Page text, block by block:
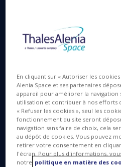
des capacités de
grands systèmes
grandes puissances
En cliquant sur « Autoriser les
Alenia Space et ses partenaires
appareil pour améliorer la navigation
utilisation et contribuer à nos efforts
« Refuser les cookies », seul les
fonctionnement du site seront
navigation sans faire de choix, cela
au dépôt de cookies. Vous pouvez
retirer votre consentement en
l'écran. Pour plus d'informations,
notre politique en matière des